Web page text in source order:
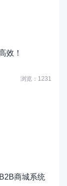
效！
浏览：1231
商城系统